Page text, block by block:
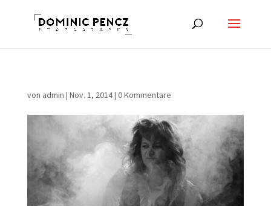
von admin | Nov. 1, 2014| 0 Kommentare